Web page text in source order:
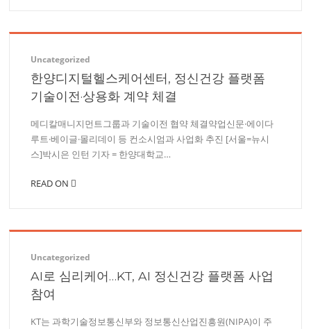
Uncategorized
한양디지털헬스케어센터, 정신건강 플랫폼
기술이전·상용화 계약 체결
메디칼매니지먼트그룹과 기술이전 협약 체결약업신문·에이다
루트·베이글·몰리데이 등 컨소시엄과 사업화 추진 [서울=뉴시
스]박시은 인턴 기자 = 한양대학교…
READ ON
Uncategorized
AI로 심리케어…KT, AI 정신건강 플랫폼 사업
참여
KT는 과학기술정보통신부와 정보통신산업진흥원(NIPA)이 주